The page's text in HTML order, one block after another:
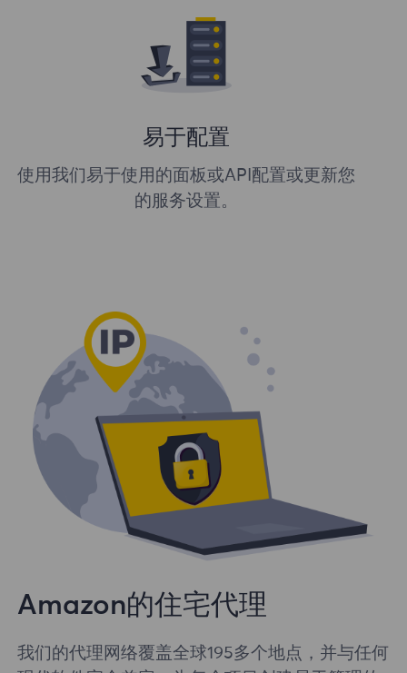
易于配置
使用我们易于使用的面板或API配置或更新您
的服务设置。
Amazon的住宅代理
我们的代理网络覆盖全球195多个地点，并与任何